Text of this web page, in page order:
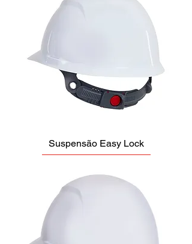
Suspensão Easy Lock